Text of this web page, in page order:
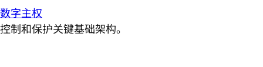
数字主权
控制和保护关键基础架构。